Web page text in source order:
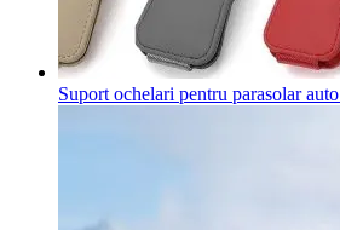
Suport ochelari pentru parasolar auto